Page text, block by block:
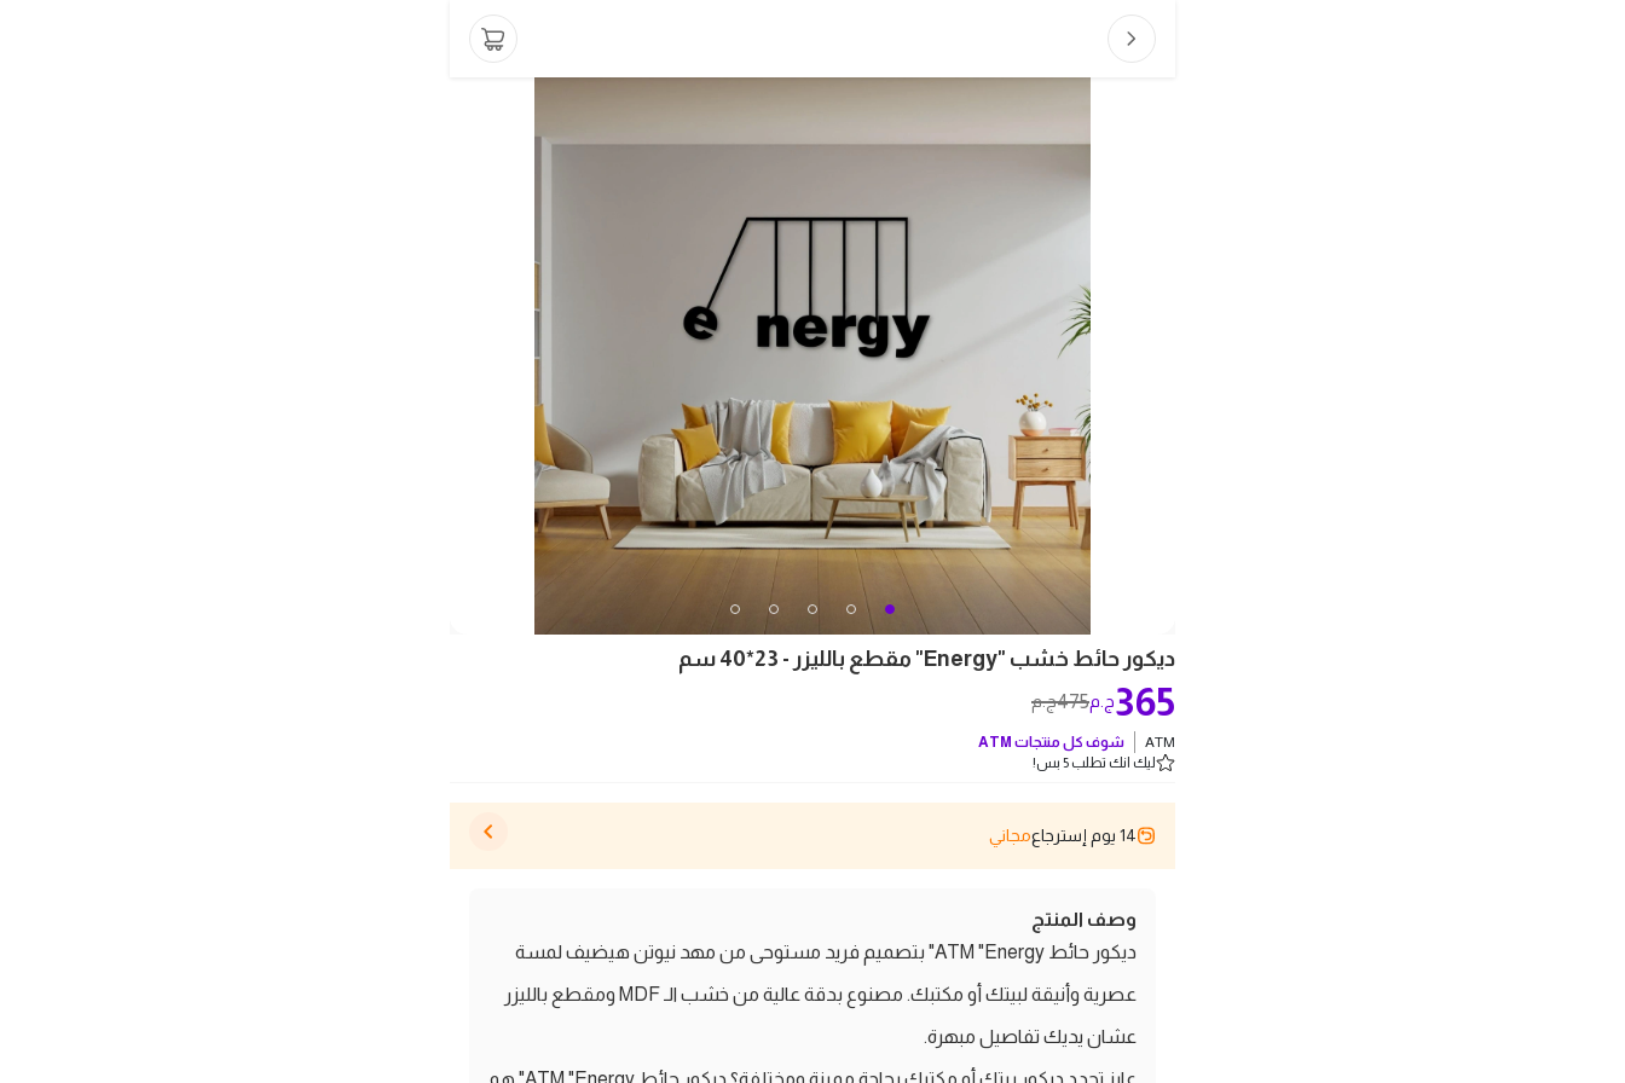
ديكور حائط خشب "Energy" مقطع بالليزر - 23*40 سم
475ج.م 365ج.م
ATM شوف كل منتجات ATM
ليك انك تطلب 5 بس!
14 يوم إسترجاع مجاني
وصف المنتج
ديكور حائط ATM "Energy" بتصميم فريد مستوحى من مهد نيوتن هيضيف لمسة
عصرية وأنيقة لبيتك أو مكتبك. مصنوع بدقة عالية من خشب الـ MDF ومقطع بالليزر
عشان يديك تفاصيل مبهرة.
عايز تجدد ديكور بيتك أو مكتبك بحاجة مميزة ومختلفة؟ ديكور حائط ATM "Energy" هو